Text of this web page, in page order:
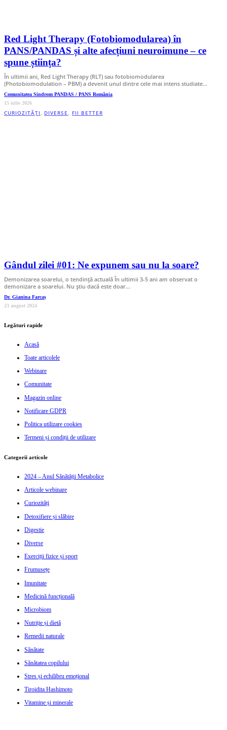
Red Light Therapy (Fotobiomodularea) în
PANS/PANDAS și alte afecțiuni neuroimune – ce
spune știința?
În ultimii ani, Red Light Therapy (RLT) sau fotobiomodularea
(Photobiomodulation – PBM) a devenit unul dintre cele mai intens studiate…
Comunitatea Sindrom PANDAS / PANS România
15 iulie 2026
CURIOZITĂȚI, DIVERSE, FII BETTER
Gândul zilei #01: Ne expunem sau nu la soare?
Demonizarea soarelui, o tendință actuală În ultimii 3-5 ani am observat o
demonizare a soarelui. Nu știu dacă este doar…
Dr. Gianina Farcaș
23 august 2024
Legături rapide
Acasă
Toate articolele
Webinare
Comunitate
Magazin online
Notificare GDPR
Politica utilizare cookies
Termeni și condiții de utilizare
Categorii articole
2024 – Anul Sănătății Metabolice
Articole webinare
Curiozități
Detoxifiere și slăbire
Digestie
Diverse
Exerciții fizice și sport
Frumusețe
Imunitate
Medicină funcțională
Microbiom
Nutriție și dietă
Remedii naturale
Sănătate
Sănătatea copilului
Stres și echilibru emoțional
Tiroidita Hashimoto
Vitamine și minerale